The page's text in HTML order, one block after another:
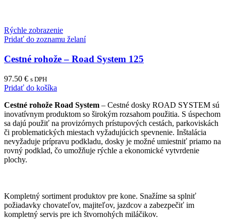
Rýchle zobrazenie
Pridať do zoznamu želaní
Cestné rohože – Road System 125
97.50 € s DPH
Pridať do košíka
Cestné rohože Road System – Cestné dosky ROAD SYSTEM sú
inovatívnym produktom so širokým rozsahom použitia. S úspechom
sa dajú použiť na provizórnych prístupových cestách, parkoviskách
či problematických miestach vyžadujúcich spevnenie. Inštalácia
nevyžaduje prípravu podkladu, dosky je možné umiestniť priamo na
rovný podklad, čo umožňuje rýchle a ekonomické vytvrdenie
plochy.
Kompletný sortiment produktov pre kone. Snažíme sa splniť
požiadavky chovateľov, majiteľov, jazdcov a zabezpečiť im
kompletný servis pre ich štvornohých miláčikov.